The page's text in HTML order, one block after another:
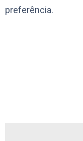
preferência.